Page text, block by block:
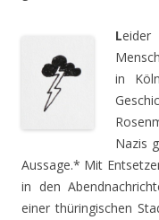
Leider
in
Nazis
Aussage.* Mit
in den
einer thüringischen